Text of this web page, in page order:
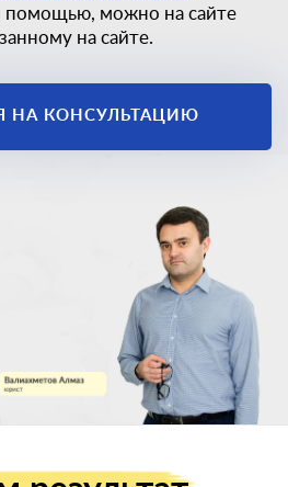
способ
помощью, можно на сайте
на сайте.
НА КОНСУЛЬТАЦИЮ